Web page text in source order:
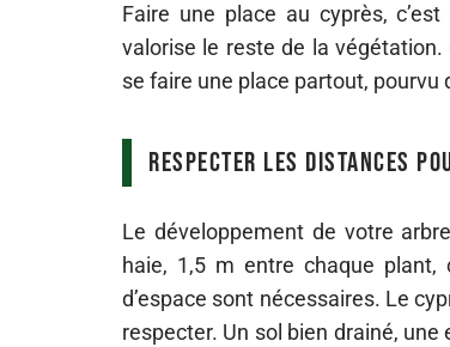
Faire une place au cyprès,
valorise le reste de la végétation.
se faire une place partout, pourvu
Respecter les distances
Le développement de votre
haie, 1,5 m entre chaque plant,
d’espace sont nécessaires. Le
respecter. Un sol bien drainé,